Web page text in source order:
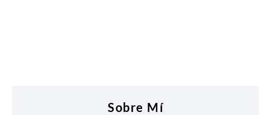
Sobre Mí